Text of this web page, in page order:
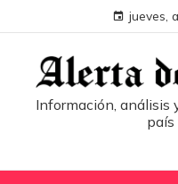
jueves,
Información, análisis
país